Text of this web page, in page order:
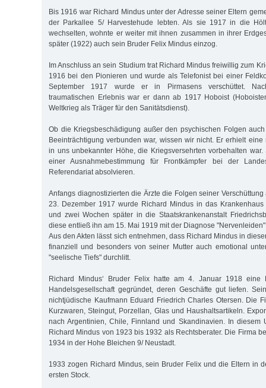
Bis 1916 war Richard Mindus unter der Adresse seiner Eltern
der Parkallee 5/ Harvestehude lebten. Als sie 1917 in die
wechselten, wohnte er weiter mit ihnen zusammen in ihrer
später (1922) auch sein Bruder Felix Mindus einzog.
Im Anschluss an sein Studium trat Richard Mindus freiwillig zum
1916 bei den Pionieren und wurde als Telefonist bei einer
September 1917 wurde er in Pirmasens verschüttet.
traumatischen Erlebnis war er dann ab 1917 Hoboist
Weltkrieg als Träger für den Sanitätsdienst).
Ob die Kriegsbeschädigung außer den psychischen Folgen
Beeinträchtigung verbunden war, wissen wir nicht. Er erhielt eine
in uns unbekannter Höhe, die Kriegsversehrten vorbehalten
einer Ausnahmebestimmung für Frontkämpfer bei der
Referendariat absolvieren.
Anfangs diagnostizierten die Ärzte die Folgen seiner Verschüttung
23. Dezember 1917 wurde Richard Mindus in das Krankenhaus
und zwei Wochen später in die Staatskrankenanstalt
diese entließ ihn am 15. Mai 1919 mit der Diagnose
Aus den Akten lässt sich entnehmen, dass Richard Mindus in
finanziell und besonders von seiner Mutter auch emotional
"seelische Tiefs" durchlitt.
Richard Mindus‘ Bruder Felix hatte am 4. Januar 1918 eine
Handelsgesellschaft gegründet, deren Geschäfte gut liefen.
nichtjüdische Kaufmann Eduard Friedrich Charles Otersen. Die
Kurzwaren, Steingut, Porzellan, Glas und Haushaltsartikeln.
nach Argentinien, Chile, Finnland und Skandinavien. In diesem
Richard Mindus von 1923 bis 1932 als Rechtsberater. Die Firma
1934 in der Hohe Bleichen 9/ Neustadt.
1933 zogen Richard Mindus, sein Bruder Felix und die Eltern in
ersten Stock.